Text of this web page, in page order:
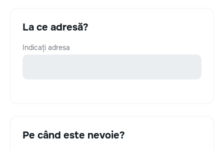
La ce adresă?
Indicați adresa
Pe când este nevoie?